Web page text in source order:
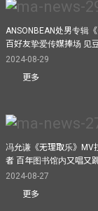
ANSONBEAN处男专辑
百好友挚爱传媒捧场 见
2024-08-29
更多
冯允谦《无理取乐》MV
者 百年图书馆内又唱又
2024-08-27
更多